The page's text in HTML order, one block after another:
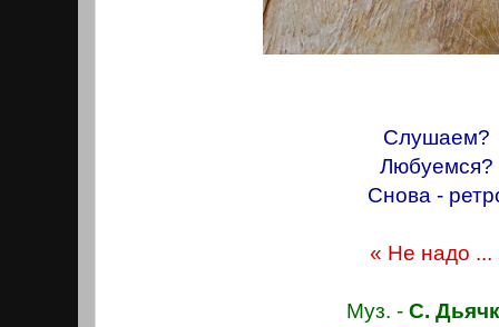
Слушаем?
Любуемся?
Снова -
« Не надо ...
Муз. -С.